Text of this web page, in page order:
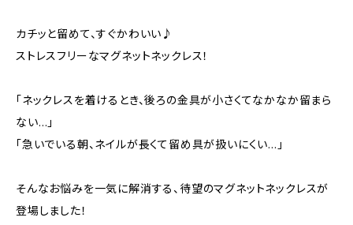
カチッと留めて、すぐかわいい♪
ストレスフリーなマグネットネックレス！
「ネックレスを着けるとき、後ろの金具が小さくてなかなか留まら
ない…」
「急いでいる朝、ネイルが長くて留め具が扱いにくい…」
そんなお悩みを一気に解消する、待望のマグネットネックレスが
登場しました！